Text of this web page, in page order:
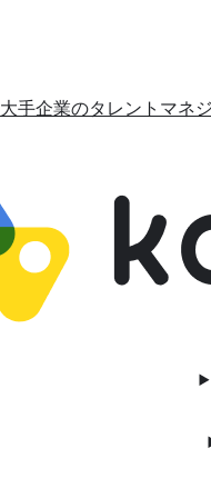
大手企業のタレントマネ